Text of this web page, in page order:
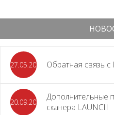
27.05.2026 Обратная связь
20.09.2025
Дополнительные
сканера LAUNCH